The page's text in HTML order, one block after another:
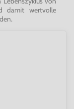
damit wertvolle